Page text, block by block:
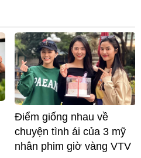
Điểm giống nhau về
chuyện tình ái của 3 mỹ
nhân phim giờ vàng VTV